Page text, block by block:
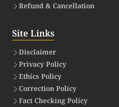
Refund & Cancellation
Site Links
Disclaimer
Privacy Policy
Ethics Policy
Correction Policy
Fact Checking Policy